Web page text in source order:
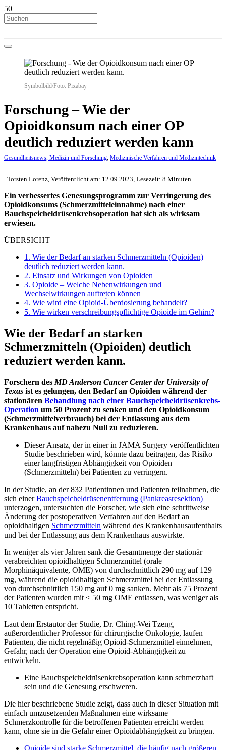
Symbolbild/Foto: Pixabay
Forschung – Wie der
Opioidkonsum nach einer OP
deutlich reduziert werden kann
Gesundheitsnews, Medizin und Forschung, Medizinische Verfahren und Medizintechnik
Torsten Lorenz, Veröffentlicht am: 12.09.2023, Lesezeit: 8 Minuten
Ein verbessertes Genesungsprogramm zur Verringerung des
Opioidkonsums (Schmerzmitteleinnahme) nach einer
Bauchspeicheldrüsenkrebsoperation hat sich als wirksam
erwiesen.
ÜBERSICHT
1. Wie der Bedarf an starken Schmerzmitteln (Opioiden)
deutlich reduziert werden kann.
2. Einsatz und Wirkungen von Opioiden
3. Opioide – Welche Nebenwirkungen und
Wechselwirkungen auftreten können
4. Wie wird eine Opioid-Überdosierung behandelt?
5. Wie wirken verschreibungspflichtige Opioide im Gehirn?
Wie der Bedarf an starken
Schmerzmitteln (Opioiden) deutlich
reduziert werden kann.
Forschern des MD Anderson Cancer Center der University of
Texas ist es gelungen, den Bedarf an Opioiden während der
stationären Behandlung nach einer Bauchspeicheldrüsenkrebs-
Operation um 50 Prozent zu senken und den Opioidkonsum
(Schmerzmittelverbrauch) bei der Entlassung aus dem
Krankenhaus auf nahezu Null zu reduzieren.
Dieser Ansatz, der in einer in JAMA Surgery veröffentlichten
Studie beschrieben wird, könnte dazu beitragen, das Risiko
einer langfristigen Abhängigkeit von Opioiden
(Schmerzmitteln) bei Patienten zu verringern.
In der Studie, an der 832 Patientinnen und Patienten teilnahmen, die
sich einerBauchspeicheldrüsenentfernung (Pankreasresektion)
unterzogen, untersuchten die Forscher, wie sich eine schrittweise
Änderung der postoperativen Verfahren auf den Bedarf an
opioidhaltigen Schmerzmitteln während des Krankenhausaufenthalts
und bei der Entlassung aus dem Krankenhaus auswirkte.
In weniger als vier Jahren sank die Gesamtmenge der stationär
verabreichten opioidhaltigen Schmerzmittel (orale
Morphinäquivalente, OME) von durchschnittlich 290 mg auf 129
mg, während die opioidhaltigen Schmerzmittel bei der Entlassung
von durchschnittlich 150 mg auf 0 mg sanken. Mehr als 75 Prozent
der Patienten wurden mit ≤ 50 mg OME entlassen, was weniger als
10 Tabletten entspricht.
Laut dem Erstautor der Studie, Dr. Ching-Wei Tzeng,
außerordentlicher Professor für chirurgische Onkologie, laufen
Patienten, die nicht regelmäßig Opioid-Schmerzmittel einnehmen,
Gefahr, nach der Operation eine Opioid-Abhängigkeit zu
entwickeln.
Eine Bauchspeicheldrüsenkrebsoperation kann schmerzhaft
sein und die Genesung erschweren.
Die hier beschriebene Studie zeigt, dass auch in dieser Situation mit
einfach umzusetzenden Maßnahmen eine wirksame
Schmerzkontrolle für die betroffenen Patienten erreicht werden
kann, ohne sie in die Gefahr einer Opioidabhängigkeit zu bringen.
Opioide sind starke Schmerzmittel, die häufig nach größeren